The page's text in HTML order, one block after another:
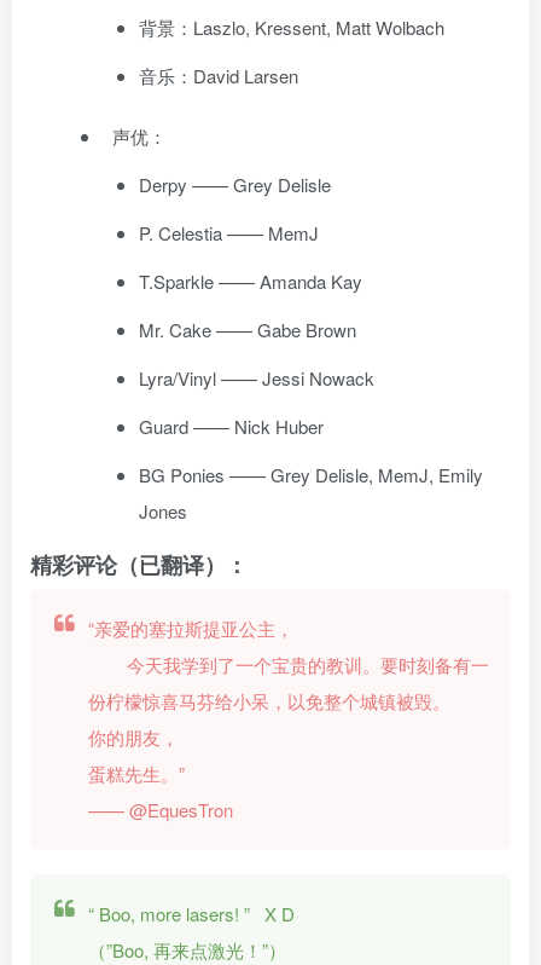
背景：Laszlo, Kressent, Matt Wolbach
音乐：David Larsen
声优：
Derpy ——Grey Delisle
P. Celestia —— MemJ
T.Sparkle —— Amanda Kay
Mr. Cake —— Gabe Brown
Lyra/Vinyl —— Jessi Nowack
Guard —— Nick Huber
BG Ponies —— Grey Delisle, MemJ, Emily
Jones
精彩评论（已翻译）：
“亲爱的塞拉斯提亚公主，
今天我学到了一个宝贵的教训。要时刻备有一
份柠檬惊喜马芬给小呆，以免整个城镇被毁。
你的朋友，
蛋糕先生。”
—— @EquesTron
“ Boo, more lasers! ” X D
（”Boo, 再来点激光！”）